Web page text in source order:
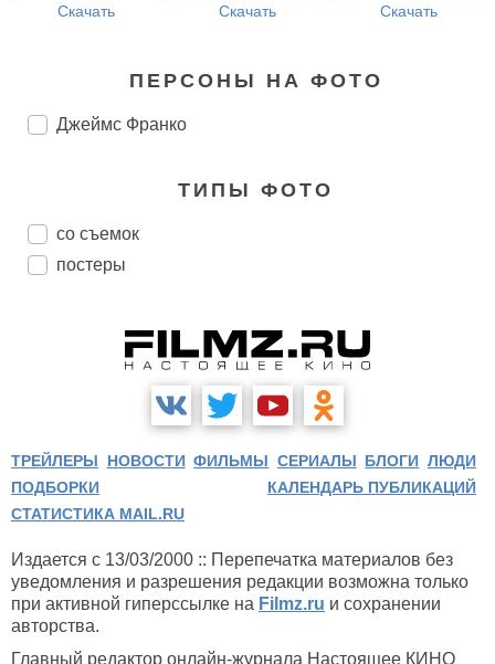
Скачать Скачать Скачать
ПЕРСОНЫ НА ФОТО
Джеймс Франко
ТИПЫ ФОТО
со съемок
постеры
ТРЕЙЛЕРЫ НОВОСТИ ФИЛЬМЫ СЕРИАЛЫ БЛОГИ ЛЮДИ
ПОДБОРКИ
КАЛЕНДАРЬ ПУБЛИКАЦИЙ
СТАТИСТИКА MAIL.RU
Издается с 13/03/2000 :: Перепечатка материалов без
уведомления и разрешения редакции возможна только
при активной гиперссылке на Filmz.ru и сохранении
авторства.
Главный редактор онлайн-журнала Настоящее КИНО